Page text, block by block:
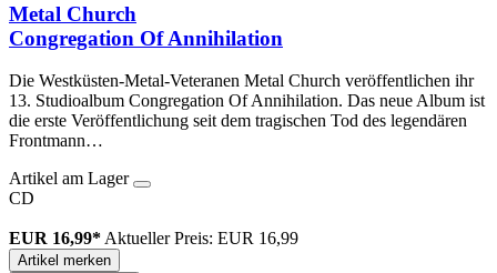
Metal Church
Congregation Of Annihilation
Die Westküsten-Metal-Veteranen Metal Church veröffentlichen ihr
13. Studioalbum Congregation Of Annihilation. Das neue Album ist
die erste Veröffentlichung seit dem tragischen Tod des legendären
Frontmann…
Artikel am Lager
CD
EUR 16,99* Aktueller Preis: EUR 16,99
Artikel merken